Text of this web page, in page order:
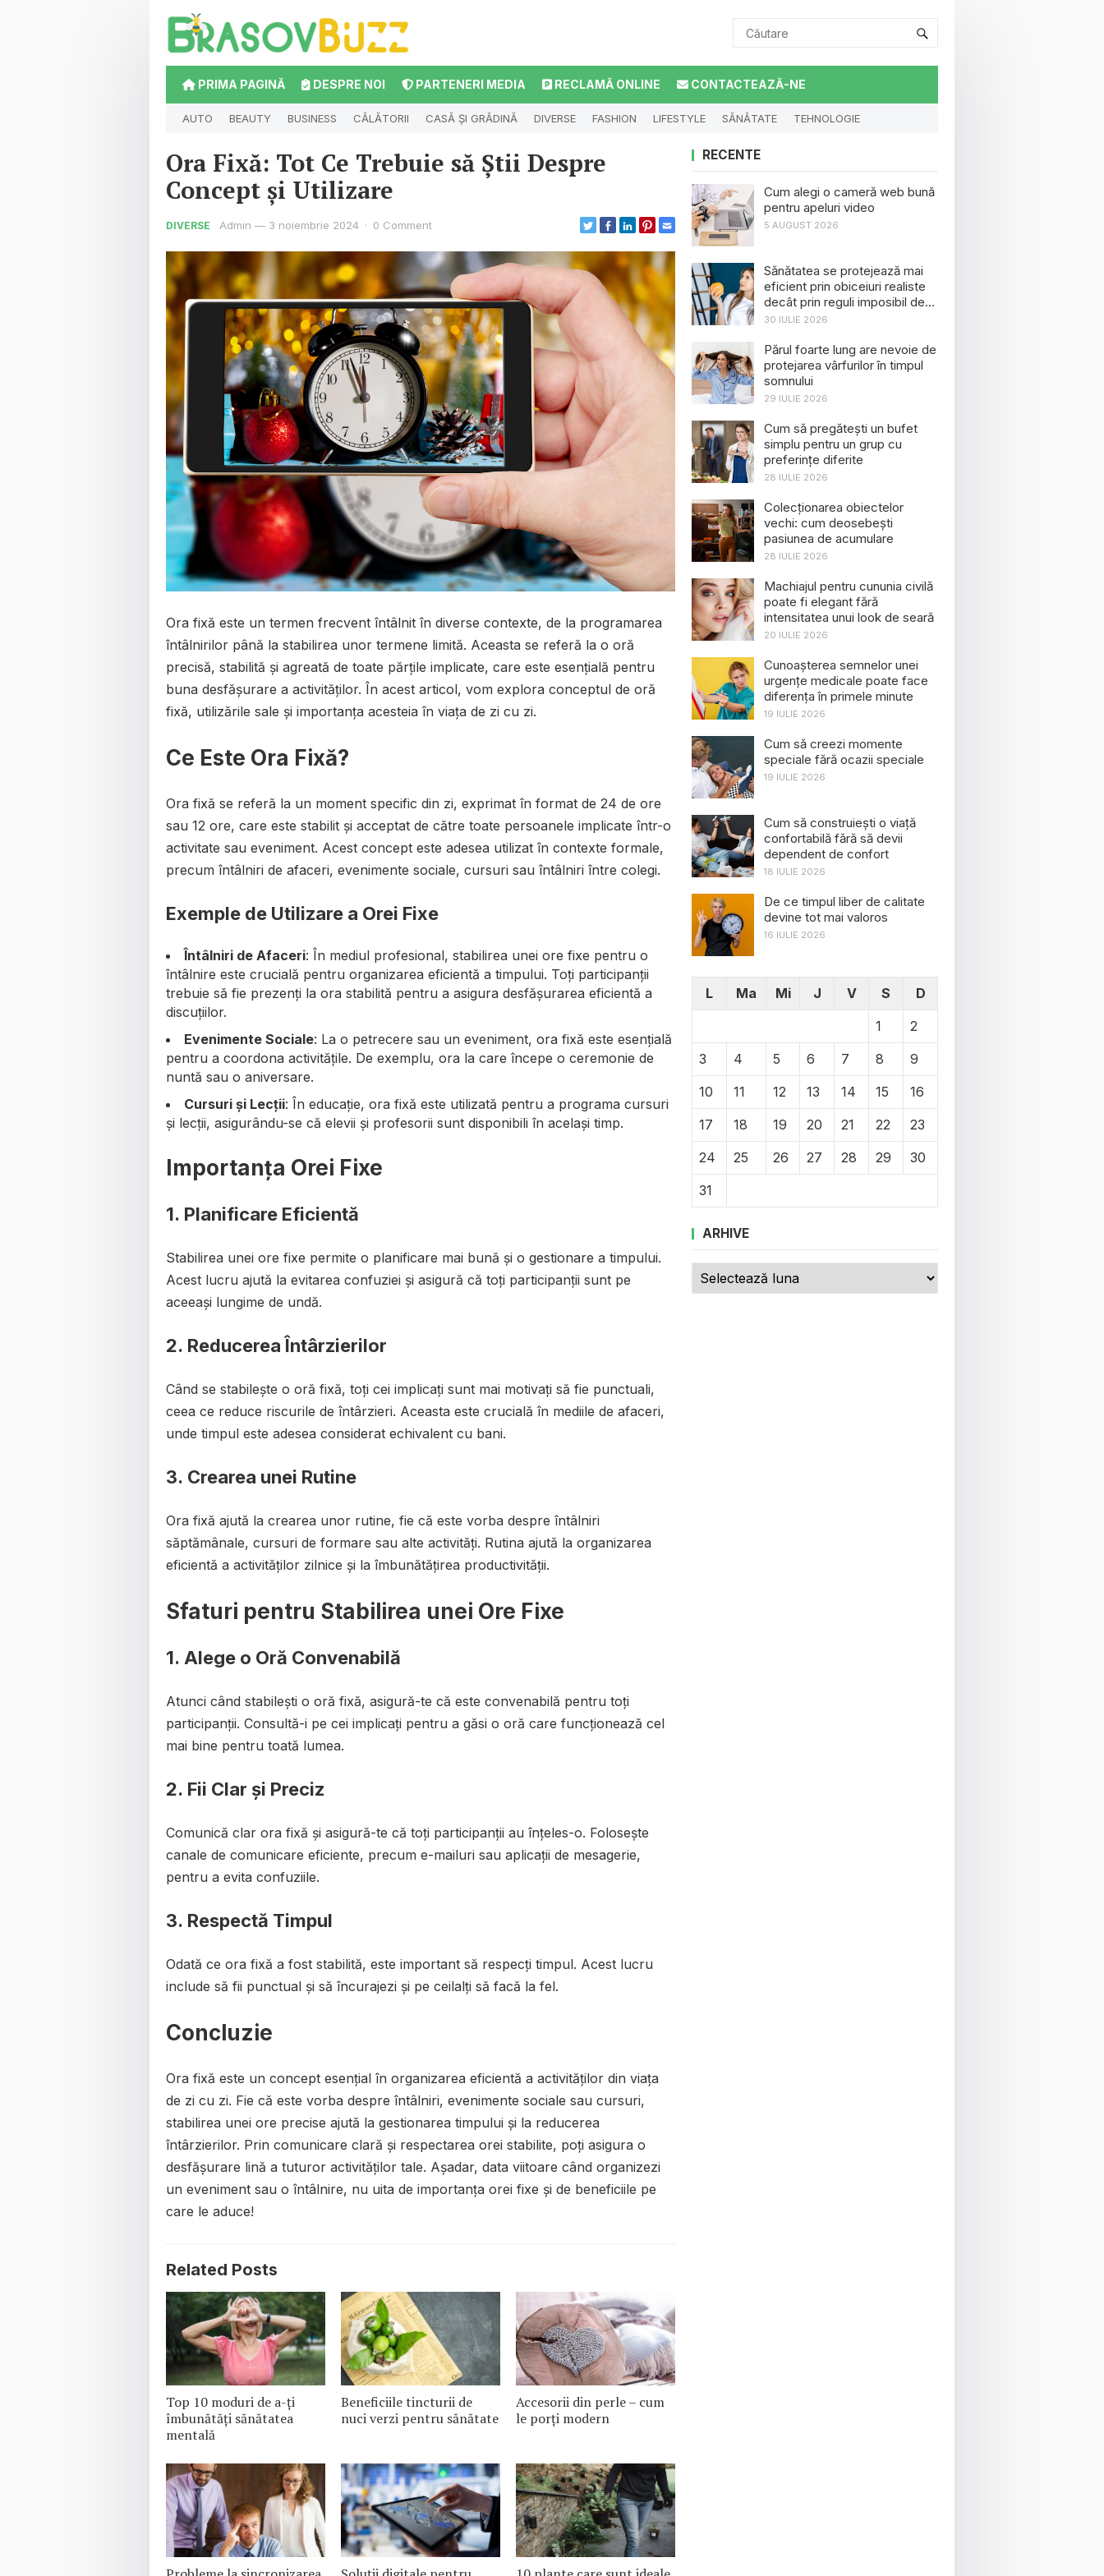
PRIMA PAGINĂ DESPRE NOI PARTENERI MEDIA RECLAMĂ ONLINE CONTACTEAZĂ-NE
AUTO BEAUTY BUSINESS CĂLĂTORII CASĂ ȘI GRĂDINĂ DIVERSE FASHION LIFESTYLE SĂNĂTATE TEHNOLOGIE
Ora Fixă: Tot Ce Trebuie să Știi Despre
Concept și Utilizare
DIVERSE Admin — 3 noiembrie 2024 · 0 Comment
Ora fixă este un termen frecvent întâlnit în diverse contexte, de la programarea
întâlnirilor până la stabilirea unor termene limită. Aceasta se referă la o oră
precisă, stabilită și agreată de toate părțile implicate, care este esențială pentru
buna desfășurare a activităților. În acest articol, vom explora conceptul de oră
fixă, utilizările sale și importanța acesteia în viața de zi cu zi.
Ce Este Ora Fixă?
Ora fixă se referă la un moment specific din zi, exprimat în format de 24 de ore
sau 12 ore, care este stabilit și acceptat de către toate persoanele implicate într-o
activitate sau eveniment. Acest concept este adesea utilizat în contexte formale,
precum întâlniri de afaceri, evenimente sociale, cursuri sau întâlniri între colegi.
Exemple de Utilizare a Orei Fixe
Întâlniri de Afaceri: În mediul profesional, stabilirea unei ore fixe pentru o
întâlnire este crucială pentru organizarea eficientă a timpului. Toți participanții
trebuie să fie prezenți la ora stabilită pentru a asigura desfășurarea eficientă a
discuțiilor.
Evenimente Sociale: La o petrecere sau un eveniment, ora fixă este esențială
pentru a coordona activitățile. De exemplu, ora la care începe o ceremonie de
nuntă sau o aniversare.
Cursuri și Lecții: În educație, ora fixă este utilizată pentru a programa cursuri
și lecții, asigurându-se că elevii și profesorii sunt disponibili în același timp.
Importanța Orei Fixe
1. Planificare Eficientă
Stabilirea unei ore fixe permite o planificare mai bună și o gestionare a timpului.
Acest lucru ajută la evitarea confuziei și asigură că toți participanții sunt pe
aceeași lungime de undă.
2. Reducerea Întârzierilor
Când se stabilește o oră fixă, toți cei implicați sunt mai motivați să fie punctuali,
ceea ce reduce riscurile de întârzieri. Aceasta este crucială în mediile de afaceri,
unde timpul este adesea considerat echivalent cu bani.
3. Crearea unei Rutine
Ora fixă ajută la crearea unor rutine, fie că este vorba despre întâlniri
săptămânale, cursuri de formare sau alte activități. Rutina ajută la organizarea
eficientă a activităților zilnice și la îmbunătățirea productivității.
Sfaturi pentru Stabilirea unei Ore Fixe
1. Alege o Oră Convenabilă
Atunci când stabilești o oră fixă, asigură-te că este convenabilă pentru toți
participanții. Consultă-i pe cei implicați pentru a găsi o oră care funcționează cel
mai bine pentru toată lumea.
2. Fii Clar și Preciz
Comunică clar ora fixă și asigură-te că toți participanții au înțeles-o. Folosește
canale de comunicare eficiente, precum e-mailuri sau aplicații de mesagerie,
pentru a evita confuziile.
3. Respectă Timpul
Odată ce ora fixă a fost stabilită, este important să respecți timpul. Acest lucru
include să fii punctual și să încurajezi și pe ceilalți să facă la fel.
Concluzie
Ora fixă este un concept esențial în organizarea eficientă a activităților din viața
de zi cu zi. Fie că este vorba despre întâlniri, evenimente sociale sau cursuri,
stabilirea unei ore precise ajută la gestionarea timpului și la reducerea
întârzierilor. Prin comunicare clară și respectarea orei stabilite, poți asigura o
desfășurare lină a tuturor activităților tale. Așadar, data viitoare când organizezi
un eveniment sau o întâlnire, nu uita de importanța orei fixe și de beneficiile pe
care le aduce!
Related Posts
Top 10 moduri de a-ți
îmbunătăți sănătatea
mentală
Beneficiile tincturii de
nuci verzi pentru sănătate
Accesorii din perle – cum
le porți modern
RECENTE
Cum alegi o cameră web bună
pentru apeluri video
5 AUGUST 2026
Sănătatea se protejează mai
eficient prin obiceiuri realiste
decât prin reguli imposibil de
menținut
30 IULIE 2026
Părul foarte lung are nevoie de
protejarea vârfurilor în timpul
somnului
29 IULIE 2026
Cum să pregătești un bufet
simplu pentru un grup cu
preferințe diferite
28 IULIE 2026
Colecționarea obiectelor
vechi: cum deosebești
pasiunea de acumulare
28 IULIE 2026
Machiajul pentru cununia civilă
poate fi elegant fără
intensitatea unui look de seară
20 IULIE 2026
Cunoașterea semnelor unei
urgențe medicale poate face
diferența în primele minute
19 IULIE 2026
Cum să creezi momente
speciale fără ocazii speciale
19 IULIE 2026
Cum să construiești o viață
confortabilă fără să devii
dependent de confort
18 IULIE 2026
De ce timpul liber de calitate
devine tot mai valoros
16 IULIE 2026
L Ma Mi J V S
D
1
2
3
4 5 6 7 8
9
10
11 12 13 14 15
16
17
18 19 20 21 22
23
24
25 26 27 28 29
30
31
ARHIVE
Arhive